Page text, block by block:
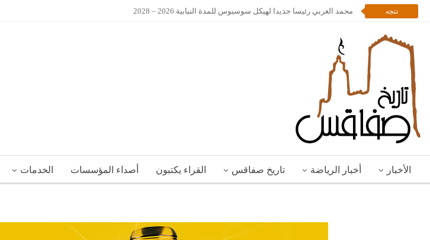
تتجه محمد الغربي رئيسا جديدا لهيكل سوسيوس للمدة النيابية 2026 – 2028
الأخبار أخبار الرياضة تاريخ صفاقس القراء يكتبون أصداء المؤسسات الخدمات